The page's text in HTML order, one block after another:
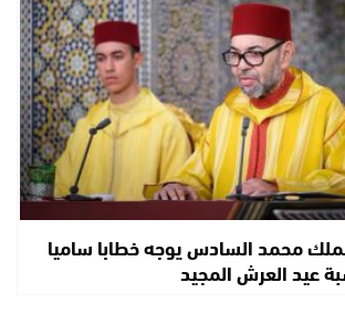
محمد السادس يوجه خطابا ساميا
عيد العرش المجيد